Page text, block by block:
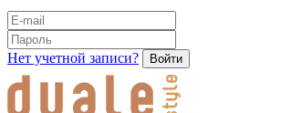
Нет учетной записи? Войти